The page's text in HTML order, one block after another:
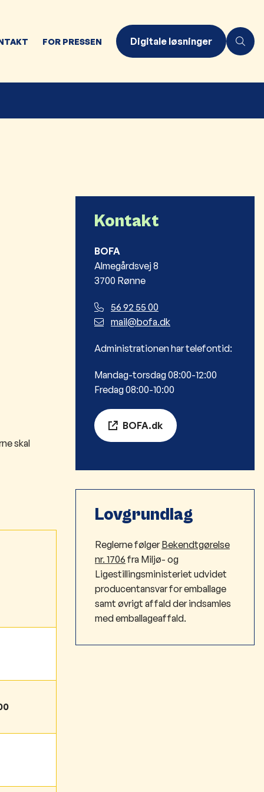
FOR PRESSEN Digitale løsninger
skal
Kontakt
BOFA
Almegårdsvej 8
3700 Rønne
56 92 55 00
mail@bofa.dk
Administrationen har telefontid:
Mandag-torsdag 08:00-12:00
Fredag 08:00-10:00
BOFA.dk
Lovgrundlag
Reglerne følgerBekendtgørelse
nr. 1706 fra Miljø- og
Ligestillingsministeriet udvidet
producentansvar for emballage
samt øvrigt affald der indsamles
med emballageaffald.